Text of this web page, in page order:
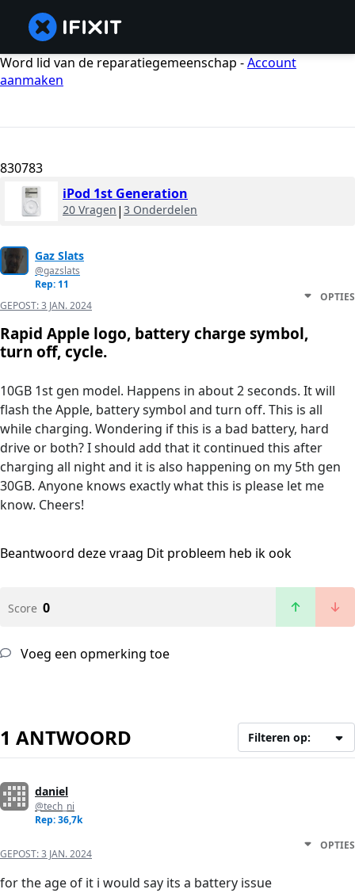
Word lid van de reparatiegemeenschap -Account
aanmaken
830783
iPod 1st Generation
20 Vragen | 3 Onderdelen
Gaz Slats
@gazslats
Rep: 11
GEPOST:3 JAN. 2024
OPTIES
Rapid Apple logo, battery charge symbol,
turn off, cycle.
10GB 1st gen model. Happens in about 2 seconds. It will
flash the Apple, battery symbol and turn off. This is all
while charging. Wondering if this is a bad battery, hard
drive or both? I should add that it continued this after
charging all night and it is also happening on my 5th gen
30GB. Anyone knows exactly what this is please let me
know. Cheers!
Beantwoord deze vraag Dit probleem heb ik ook
Score 0
Voeg een opmerking toe
1 ANTWOORD Filteren op:
daniel
@tech_ni
Rep: 36,7k
GEPOST:3 JAN. 2024
OPTIES
for the age of it i would say its a battery issue